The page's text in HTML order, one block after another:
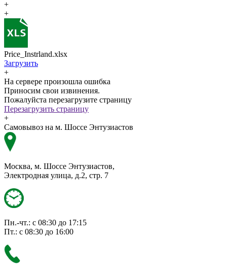
+
+
Price_Instrland.xlsx
Загрузить
+
На сервере произошла ошибка
Приносим свои извинения.
Пожалуйста перезагрузите страницу
Перезагрузить страницу
+
Самовывоз на м. Шоссе Энтузиастов
Москва, м. Шоссе Энтузиастов,
Электродная улица, д.2, стр. 7
Пн.-чт.: с 08:30 до 17:15
Пт.: с 08:30 до 16:00